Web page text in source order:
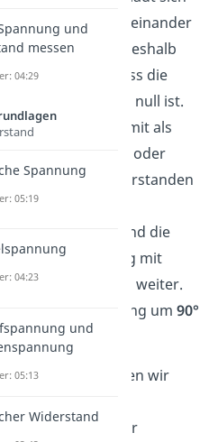
direkt hintereinander
Energie. Deshalb
Mittel, dass die
Leistung gleich null ist.
kann damit als
oder
verstanden
Ebenfalls gibt der
den Strom und die
in der Schaltung mit
weiter.
eilt der Spannung um 90°
Artikel betrachten wir
. Genauer
und
messen
04:29
Spannung
05:19
04:23
und
05:13
Widerstand